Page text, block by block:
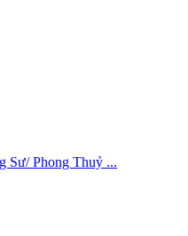
Sư/ Phong Thuỷ ...